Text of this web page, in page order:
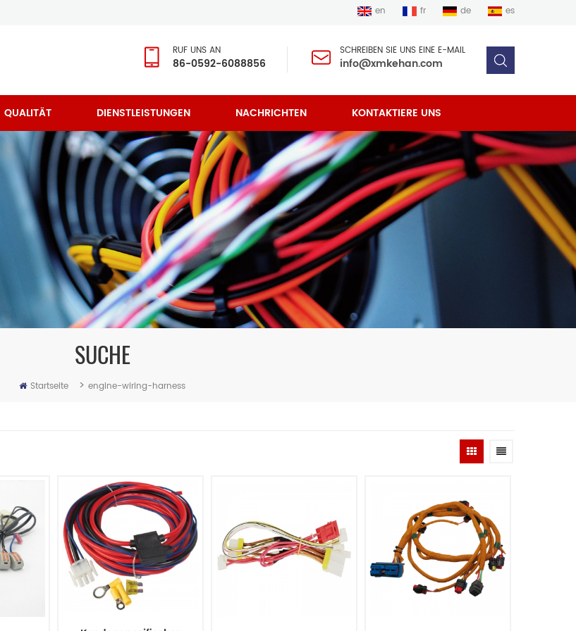
en fr de es
RUF UNS AN
86-0592-6088856
SCHREIBEN SIE UNS EINE E-MAIL
info@xmkehan.com
QUALITÄT DIENSTLEISTUNGEN NACHRICHTEN KONTAKTIERE UNS
SUCHE
Startseite > engine-wiring-harness